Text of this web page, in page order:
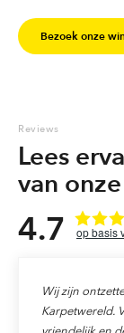
Bezoek onze
Reviews
Lees
van
4.7
Wij zijn
Karpetwereld.